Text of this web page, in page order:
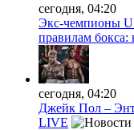
сегодня, 04:20
Экс-чемпионы
правилам бокса:
сегодня, 04:20
Джейк Пол –
LIVE